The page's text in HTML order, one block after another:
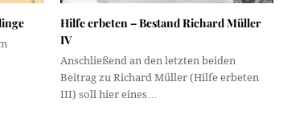
Hilfe erbeten – Bestand Richard Müller
IV
Anschließend an den letzten beiden
Beitrag zu Richard Müller (Hilfe erbeten
III) soll hier eines…